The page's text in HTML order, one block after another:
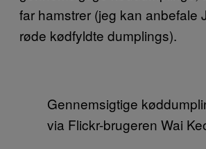
far hamstrer (jeg kan anbefale
røde kødfyldte dumplings).
Gennemsigtige
via Flickr-brugeren Wai